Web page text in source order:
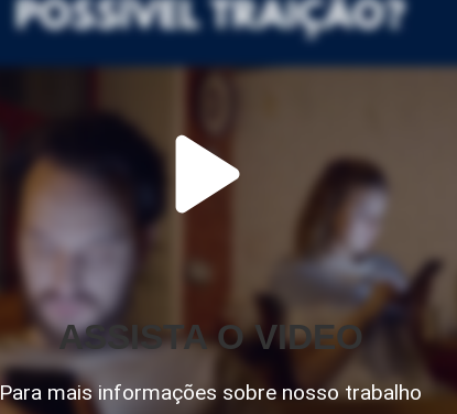
ASSISTA O VIDEO
Para mais informações sobre nosso trabalho